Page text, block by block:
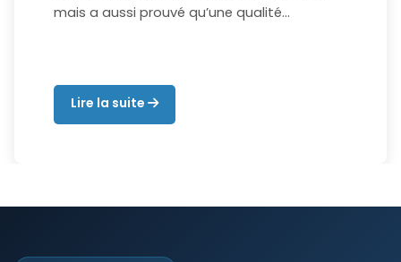
mais a aussi prouvé qu’une qualité…
Lire la suite